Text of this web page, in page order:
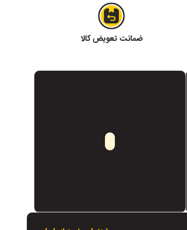
ضمانت تعویض کالا